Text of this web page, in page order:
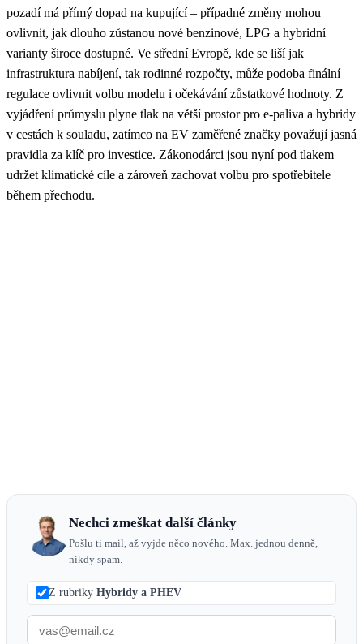
pozadí má přímý dopad na kupující – případné změny mohou
ovlivnit, jak dlouho zůstanou nové benzinové, LPG a hybridní
varianty široce dostupné. Ve střední Evropě, kde se liší jak
infrastruktura nabíjení, tak rodinné rozpočty, může podoba finální
regulace ovlivnit volbu modelu i očekávání zůstatkové hodnoty. Z
vyjádření průmyslu plyne tlak na větší prostor pro e‑paliva a hybridy
v cestách k souladu, zatímco na EV zaměřené značky považují jasná
pravidla za klíč pro investice. Zákonodárci jsou nyní pod tlakem
udržet klimatické cíle a zároveň zachovat volbu pro spotřebitele
během přechodu.
Nechci zmeškat další články
Pošlu ti mail, až vyjde něco nového. Max. jednou denně,
nikdy spam.
Z rubriky Hybridy a PHEV